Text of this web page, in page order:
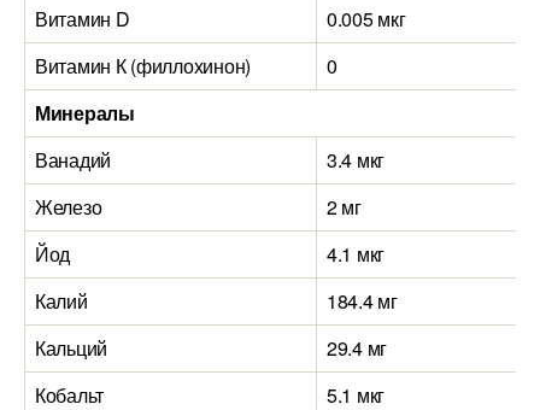
Витамин D
0.005 мкг
Витамин К (филлохинон)
0
Минералы
Ванадий
3.4 мкг
Железо
2 мг
Йод
4.1 мкг
Калий
184.4 мг
Кальций
29.4 мг
Кобальт
5.1 мкг